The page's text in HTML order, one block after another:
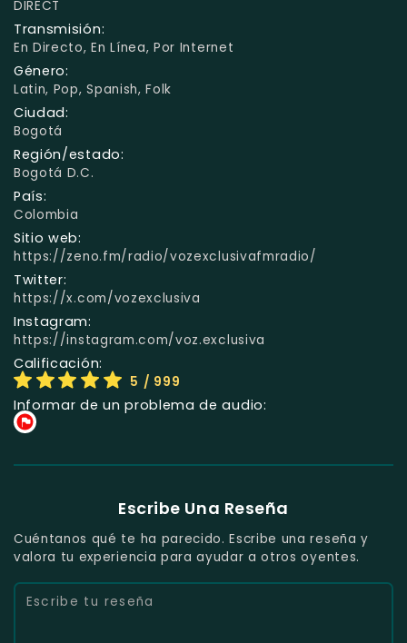
DIRECT
Transmisión:
En Directo, En Línea, Por Internet
Género:
Latin, Pop, Spanish, Folk
Ciudad:
Bogotá
Región/estado:
Bogotá D.C.
País:
Colombia
Sitio web:
https://zeno.fm/radio/vozexclusivafmradio/
Twitter:
https://x.com/vozexclusiva
Instagram:
https://instagram.com/voz.exclusiva
Calificación:
5 / 999
Informar de un problema de audio:
Escribe Una Reseña
Cuéntanos qué te ha parecido. Escribe una reseña y
valora tu experiencia para ayudar a otros oyentes.